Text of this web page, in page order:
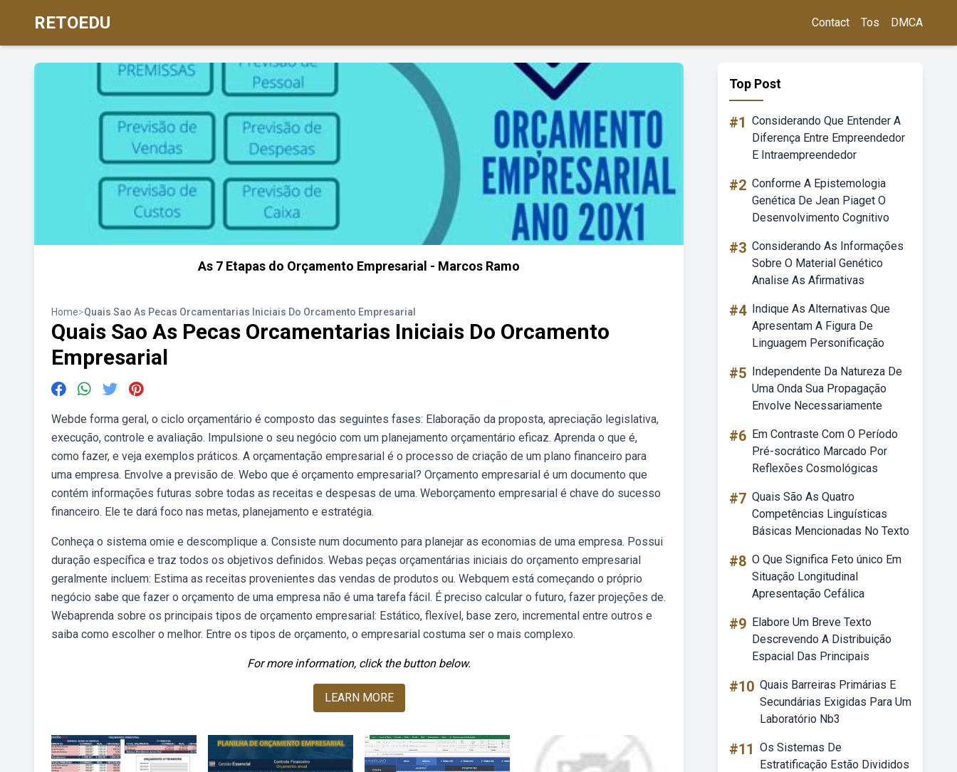
RETOEDU Contact Tos DMCA
As 7 Etapas do Orçamento Empresarial - Marcos Ramo
Home>Quais Sao As Pecas Orcamentarias Iniciais Do Orcamento Empresarial
Quais Sao As Pecas Orcamentarias Iniciais Do Orcamento
Empresarial
Webde forma geral, o ciclo orçamentário é composto das seguintes fases: Elaboração da proposta, apreciação legislativa,
execução, controle e avaliação. Impulsione o seu negócio com um planejamento orçamentário eficaz. Aprenda o que é,
como fazer, e veja exemplos práticos. A orçamentação empresarial é o processo de criação de um plano financeiro para
uma empresa. Envolve a previsão de. Webo que é orçamento empresarial? Orçamento empresarial é um documento que
contém informações futuras sobre todas as receitas e despesas de uma. Weborçamento empresarial é chave do sucesso
financeiro. Ele te dará foco nas metas, planejamento e estratégia.
Conheça o sistema omie e descomplique a. Consiste num documento para planejar as economias de uma empresa. Possui
duração específica e traz todos os objetivos definidos. Webas peças orçamentárias iniciais do orçamento empresarial
geralmente incluem: Estima as receitas provenientes das vendas de produtos ou. Webquem está começando o próprio
negócio sabe que fazer o orçamento de uma empresa não é uma tarefa fácil. É preciso calcular o futuro, fazer projeções de.
Webaprenda sobre os principais tipos de orçamento empresarial: Estático, flexível, base zero, incremental entre outros e
saiba como escolher o melhor. Entre os tipos de orçamento, o empresarial costuma ser o mais complexo.
For more information, click the button below.
LEARN MORE
Top Post
#1 Considerando Que Entender A
Diferença Entre Empreendedor
E Intraempreendedor
#2 Conforme A Epistemologia
Genética De Jean Piaget O
Desenvolvimento Cognitivo
#3 Considerando As Informações
Sobre O Material Genético
Analise As Afirmativas
#4 Indique As Alternativas Que
Apresentam A Figura De
Linguagem Personificação
#5 Independente Da Natureza De
Uma Onda Sua Propagação
Envolve Necessariamente
#6 Em Contraste Com O Período
Pré-socrático Marcado Por
Reflexões Cosmológicas
#7 Quais São As Quatro
Competências Linguísticas
Básicas Mencionadas No Texto
#8 O Que Significa Feto único Em
Situação Longitudinal
Apresentação Cefálica
#9 Elabore Um Breve Texto
Descrevendo A Distribuição
Espacial Das Principais
#10 Quais Barreiras Primárias E
Secundárias Exigidas Para Um
Laboratório Nb3
#11 Os Sistemas De
Estratificação Estão Divididos